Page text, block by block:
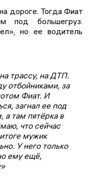
дороге. Тогда Фиат
под большегруз.
но ее водитель
трассу, на ДТП.
отбойниками, за
Фиат. И
загнал ее под
там пятёрка в
что сейчас
мужик
У него только
ему ещё,